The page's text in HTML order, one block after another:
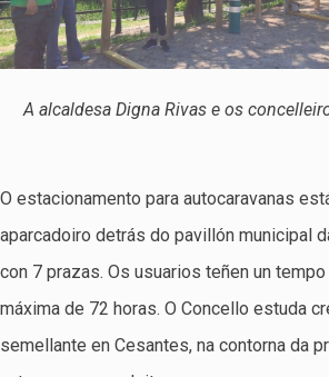
A alcaldesa Digna Rivas e os
O estacionamento para autocaravanas
aparcadoiro detrás do pavillón municipal
con 7 prazas. Os usuarios teñen un
máxima de 72 horas. O Concello estuda
semellante en Cesantes, na contorna da